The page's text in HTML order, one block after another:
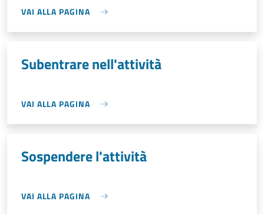
VAI ALLA PAGINA
Subentrare nell'attività
VAI ALLA PAGINA
Sospendere l'attività
VAI ALLA PAGINA